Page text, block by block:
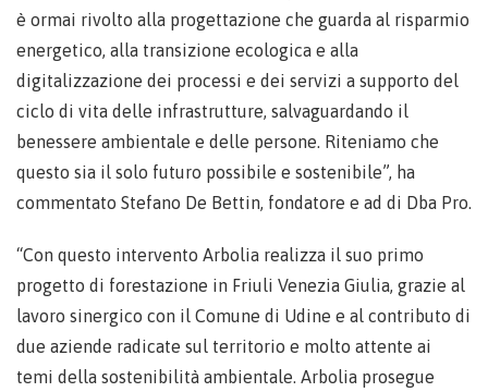
è ormai rivolto alla progettazione che guarda al risparmio
energetico, alla transizione ecologica e alla
digitalizzazione dei processi e dei servizi a supporto del
ciclo di vita delle infrastrutture, salvaguardando il
benessere ambientale e delle persone. Riteniamo che
questo sia il solo futuro possibile e sostenibile”, ha
commentato Stefano De Bettin, fondatore e ad di Dba Pro.
“Con questo intervento Arbolia realizza il suo primo
progetto di forestazione in Friuli Venezia Giulia, grazie al
lavoro sinergico con il Comune di Udine e al contributo di
due aziende radicate sul territorio e molto attente ai
temi della sostenibilità ambientale. Arbolia prosegue